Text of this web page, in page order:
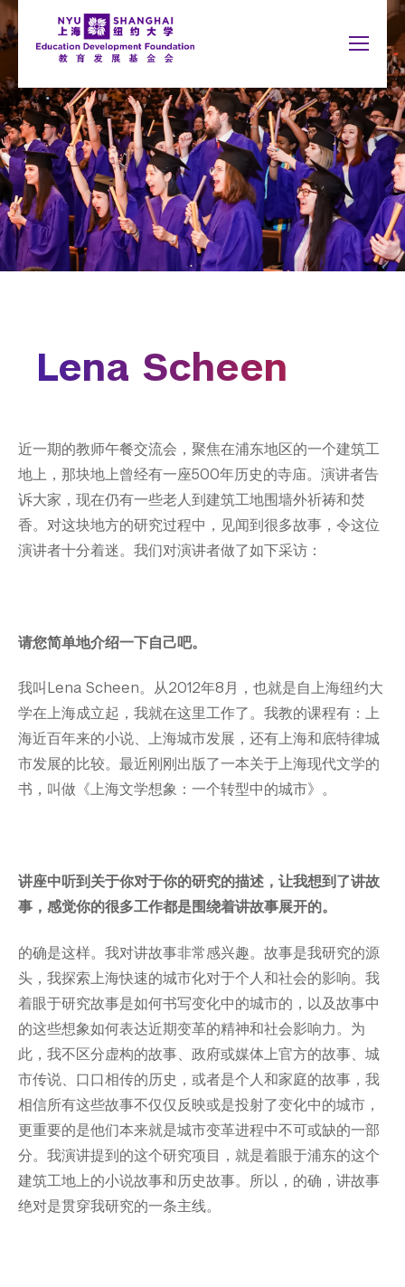
Jump to navigation
索
表
单
NYU Around the World
New York
Shanghai
Abu Dhabi
Accra
Berlin
Buenos Aires
Florence
Paris
Prague
Sydney
Tel Aviv
Schools
College of Dentistry
College of Global Public Health
Courant Institute of Mathematical Sciences
Gallatin School of Individualized Study
Graduate School of Arts and Science
Liberal Studies Program
Rory Meyers College of Nursing
School of Law
School of Medicine
School of Professional Studies
Steinhardt School
这
里
Lena Scheen
近一期的教师午餐交流会，聚焦在浦东地区的一个建筑工
地上，那块地上曾经有一座500年历史的寺庙。演讲者告
诉大家，现在仍有一些老人到建筑工地围墙外祈祷和焚
香。对这块地方的研究过程中，见闻到很多故事，令这位
演讲者十分着迷。我们对演讲者做了如下采访：
请您简单地介绍一下自己吧。
我叫Lena Scheen。从2012年8月，也就是自上海纽约大
学在上海成立起，我就在这里工作了。我教的课程有：上
海近百年来的小说、上海城市发展，还有上海和底特律城
市发展的比较。最近刚刚出版了一本关于上海现代文学的
书，叫做《上海文学想象：一个转型中的城市》。
讲座中听到关于你对于你的研究的描述，让我想到了讲故
事，感觉你的很多工作都是围绕着讲故事展开的。
的确是这样。我对讲故事非常感兴趣。故事是我研究的源
头，我探索上海快速的城市化对于个人和社会的影响。我
着眼于研究故事是如何书写变化中的城市的，以及故事中
的这些想象如何表达近期变革的精神和社会影响力。为
此，我不区分虚构的故事、政府或媒体上官方的故事、城
市传说、口口相传的历史，或者是个人和家庭的故事，我
相信所有这些故事不仅仅反映或是投射了变化中的城市，
更重要的是他们本来就是城市变革进程中不可或缺的一部
分。我演讲提到的这个研究项目，就是着眼于浦东的这个
建筑工地上的小说故事和历史故事。所以，的确，讲故事
绝对是贯穿我研究的一条主线。
我要捐赠
关于我们
为何捐赠
捐赠用途
我要捐赠